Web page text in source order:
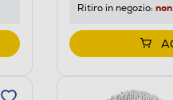
Ritiro in negozio: